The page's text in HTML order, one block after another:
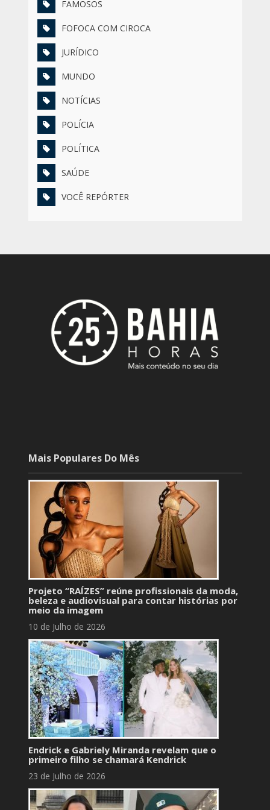
FAMOSOS
FOFOCA COM CIROCA
JURÍDICO
MUNDO
NOTÍCIAS
POLÍCIA
POLÍTICA
SAÚDE
VOCÊ REPÓRTER
Mais Populares Do Mês
Projeto “RAÍZES” reúne profissionais da moda,
beleza e audiovisual para contar histórias por
meio da imagem
10 de Julho de 2026
Endrick e Gabriely Miranda revelam que o
primeiro filho se chamará Kendrick
23 de Julho de 2026